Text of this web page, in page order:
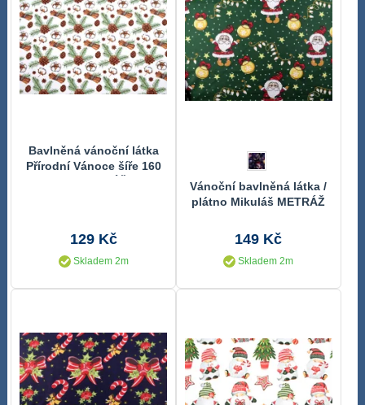
Bavlněná vánoční látka
Přírodní Vánoce šíře 160
129 Kč
Skladem 2m
Vánoční bavlněná látka /
plátno Mikuláš METRÁŽ
149 Kč
Skladem 2m